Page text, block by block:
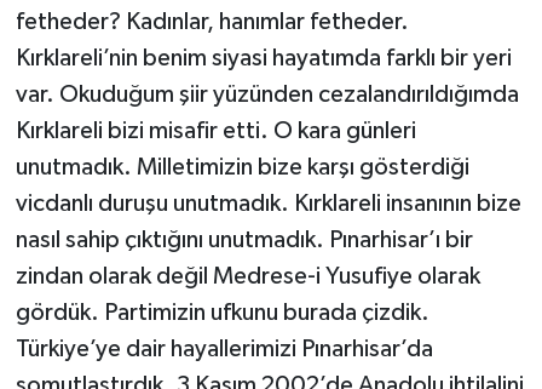
fetheder? Kadınlar, hanımlar fetheder.
Kırklareli’nin benim siyasi hayatımda farklı bir yeri
var. Okuduğum şiir yüzünden cezalandırıldığımda
Kırklareli bizi misafir etti. O kara günleri
unutmadık. Milletimizin bize karşı gösterdiği
vicdanlı duruşu unutmadık. Kırklareli insanının bize
nasıl sahip çıktığını unutmadık. Pınarhisar’ı bir
zindan olarak değil Medrese-i Yusufiye olarak
gördük. Partimizin ufkunu burada çizdik.
Türkiye’ye dair hayallerimizi Pınarhisar’da